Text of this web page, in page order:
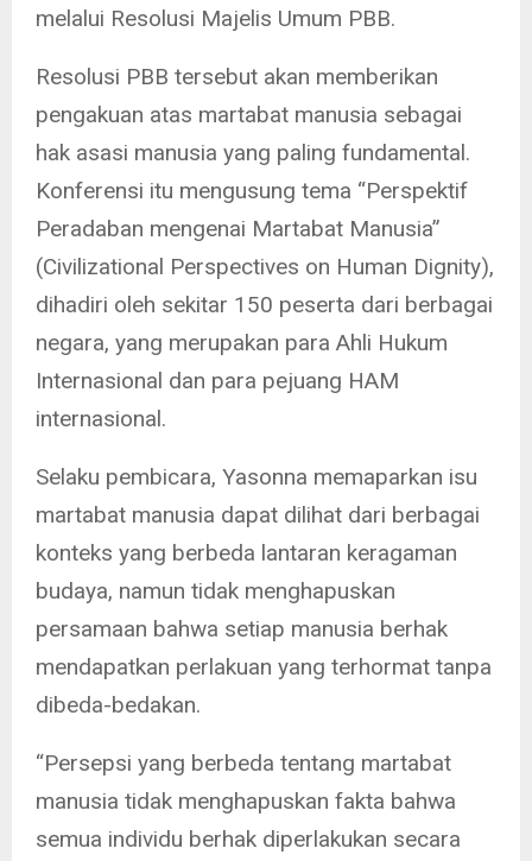
melalui Resolusi Majelis Umum PBB.
Resolusi PBB tersebut akan memberikan
pengakuan atas martabat manusia sebagai
hak asasi manusia yang paling fundamental.
Konferensi itu mengusung tema “Perspektif
Peradaban mengenai Martabat Manusia”
(Civilizational Perspectives on Human Dignity),
dihadiri oleh sekitar 150 peserta dari berbagai
negara, yang merupakan para Ahli Hukum
Internasional dan para pejuang HAM
internasional.
Selaku pembicara, Yasonna memaparkan isu
martabat manusia dapat dilihat dari berbagai
konteks yang berbeda lantaran keragaman
budaya, namun tidak menghapuskan
persamaan bahwa setiap manusia berhak
mendapatkan perlakuan yang terhormat tanpa
dibeda-bedakan.
“Persepsi yang berbeda tentang martabat
manusia tidak menghapuskan fakta bahwa
semua individu berhak diperlakukan secara